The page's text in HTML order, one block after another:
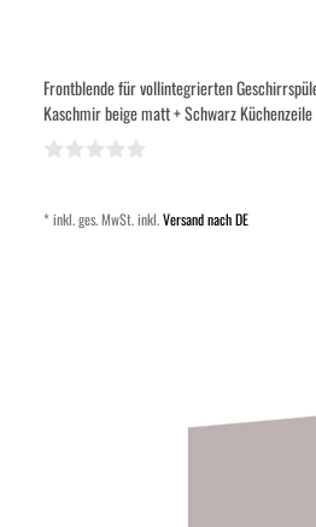
Frontblende für vollintegrierten
Kaschmir beige matt + Schwarz
*inkl. ges. MwSt.inkl.Versand nach DE